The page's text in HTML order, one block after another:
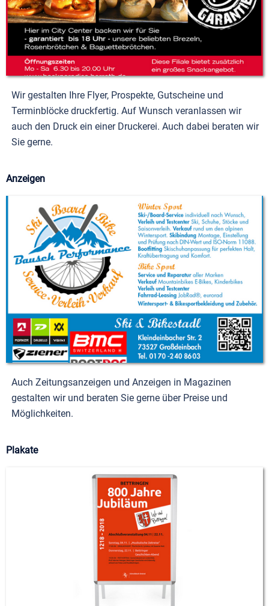
Wir gestalten Ihre Flyer, Prospekte, Gutscheine und
Terminblöcke druckfertig. Auf Wunsch veranlassen wir
auch den Druck ein einer Druckerei. Auch dabei beraten wir
Sie gerne.
Anzeigen
Auch Zeitungsanzeigen und Anzeigen in Magazinen
gestalten wir und beraten Sie gerne über Preise und
Möglichkeiten.
Plakate